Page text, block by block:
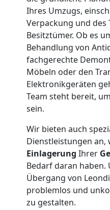
Ihres Umzugs,
Verpackung und
Besitztümer. Ob es
Behandlung von
fachgerechte
Möbeln oder den
Elektronikgeräten
Team steht bereit,
sein.
Wir bieten auch
Dienstleistungen an,
Einlagerung Ihrer
Bedarf daran haben.
Übergang von
problemlos und
zu gestalten.